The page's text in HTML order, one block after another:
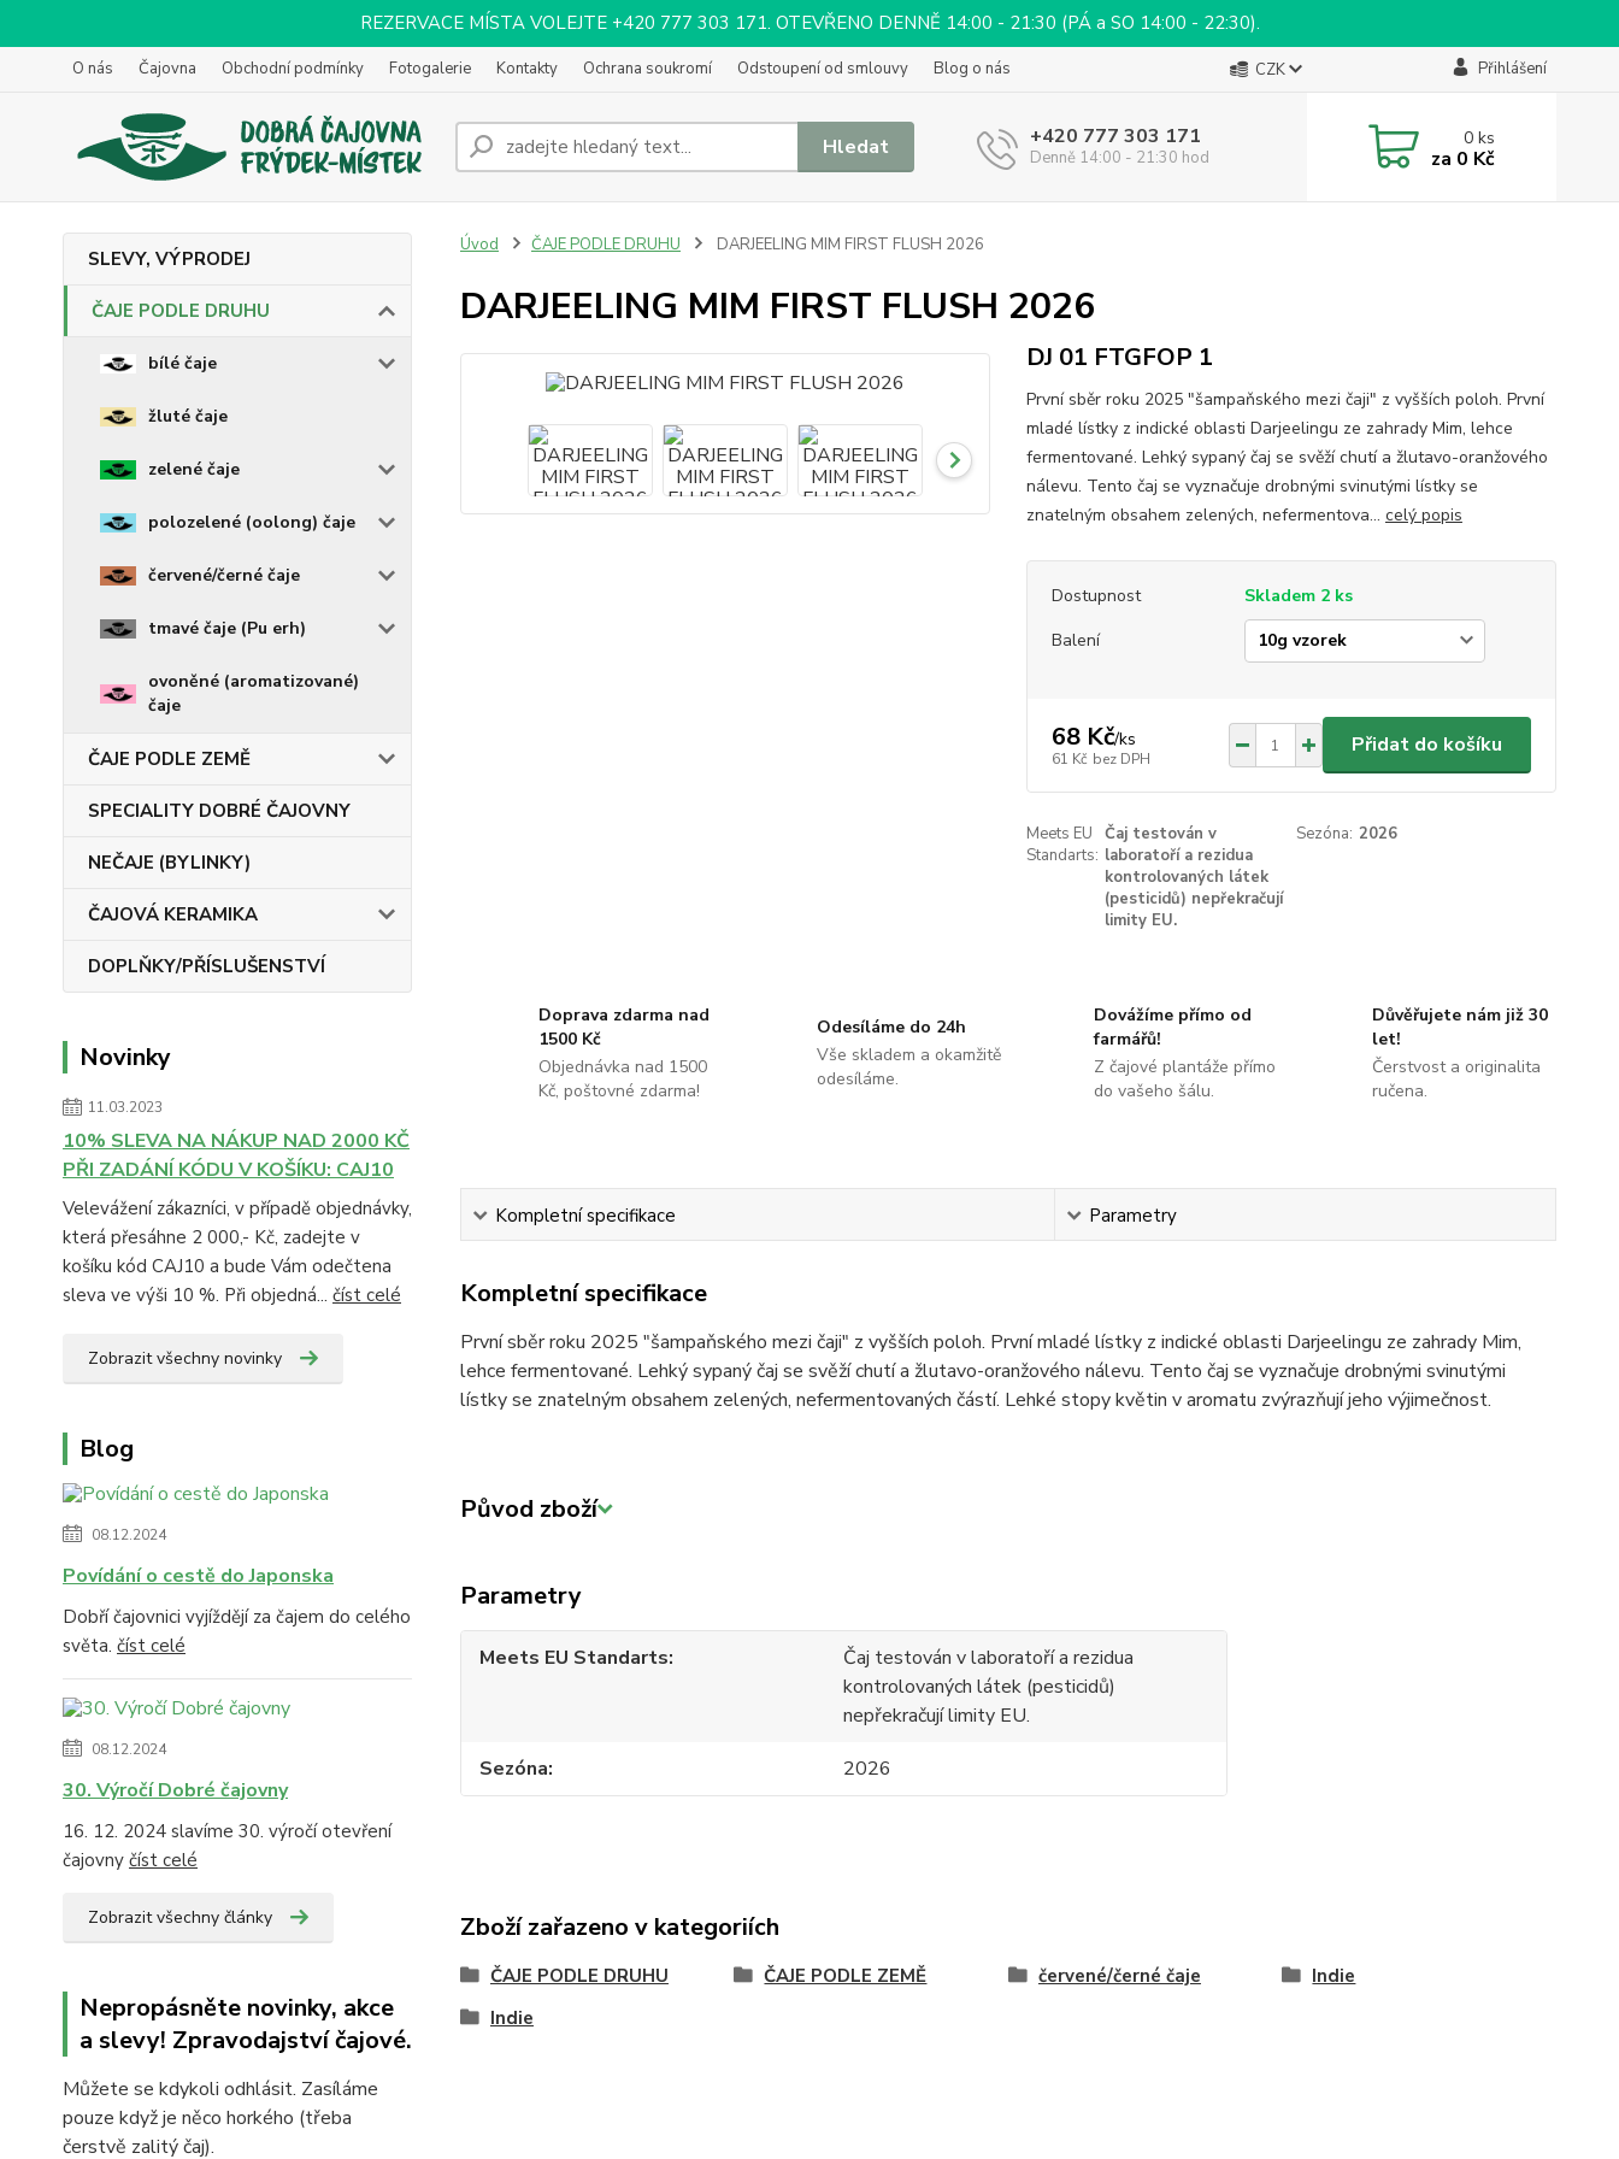
REZERVACE MÍSTA VOLEJTE +420 777 303 171. OTEVŘENO DENNĚ 14:00 - 21:30 (PÁ a SO 14:00 - 22:30).
O nás Čajovna Obchodní podmínky Fotogalerie Kontakty Ochrana soukromí Odstoupení od smlouvy Blog o nás CZK Přihlášení
Hledat +420 777 303 171
Denně 14:00 - 21:30 hod
0ks
za 0 Kč
SLEVY, VÝPRODEJ
ČAJE PODLE DRUHU
bílé čaje
žluté čaje
zelené čaje
polozelené (oolong) čaje
červené/černé čaje
tmavé čaje (Pu erh)
ovoněné (aromatizované)
čaje
ČAJE PODLE ZEMĚ
SPECIALITY DOBRÉ ČAJOVNY
NEČAJE (BYLINKY)
ČAJOVÁ KERAMIKA
DOPLŇKY/PŘÍSLUŠENSTVÍ
Novinky
11.03.2023
10% SLEVA NA NÁKUP NAD 2000 KČ
PŘI ZADÁNÍ KÓDU V KOŠÍKU: CAJ10
Velevážení zákazníci, v případě objednávky,
která přesáhne 2 000,- Kč, zadejte v
košíku kód CAJ10 a bude Vám odečtena
sleva ve výši 10 %. Při objedná... číst celé
Zobrazit všechny novinky
Blog
08.12.2024
Povídání o cestě do Japonska
Dobří čajovnici vyjíždějí za čajem do celého
světa. číst celé
08.12.2024
30. Výročí Dobré čajovny
16. 12. 2024 slavíme 30. výročí otevření
čajovny číst celé
Zobrazit všechny články
Nepropásněte novinky, akce
a slevy! Zpravodajství čajové.
Můžete se kdykoli odhlásit. Zasíláme
pouze když je něco horkého (třeba
čerstvě zalitý čaj).
Úvod ČAJE PODLE DRUHU DARJEELING MIM FIRST FLUSH 2026
DARJEELING MIM FIRST FLUSH 2026
DJ 01 FTGFOP 1
První sběr roku 2025 "šampaňského mezi čaji" z vyšších poloh. První
mladé lístky z indické oblasti Darjeelingu ze zahrady Mim, lehce
fermentované. Lehký sypaný čaj se svěží chutí a žlutavo-oranžového
nálevu. Tento čaj se vyznačuje drobnými svinutými lístky se
znatelným obsahem zelených, nefermentova... celý popis
Dostupnost
Skladem 2 ks
Balení
68 Kč/ks
61 Kč bez DPH
Přidat do košíku
Meets EU
Standarts:
Čaj testován v
laboratoří a rezidua
kontrolovaných látek
(pesticidů) nepřekračují
limity EU.
Sezóna: 2026
Doprava zdarma nad
1500 Kč
Objednávka nad 1500
Kč, poštovné zdarma!
Odesíláme do 24h
Vše skladem a okamžitě
odesíláme.
Dovážíme přímo od
farmářů!
Z čajové plantáže přímo
do vašeho šálu.
Důvěřujete nám již 30
let!
Čerstvost a originalita
ručena.
Kompletní specifikace Parametry
Kompletní specifikace
První sběr roku 2025 "šampaňského mezi čaji" z vyšších poloh. První mladé lístky z indické oblasti Darjeelingu ze zahrady Mim,
lehce fermentované. Lehký sypaný čaj se svěží chutí a žlutavo-oranžového nálevu. Tento čaj se vyznačuje drobnými svinutými
lístky se znatelným obsahem zelených, nefermentovaných částí. Lehké stopy květin v aromatu zvýrazňují jeho výjimečnost.
Původ zboží
Parametry
Meets EU Standarts
Čaj testován v laboratoří a rezidua
kontrolovaných látek (pesticidů)
nepřekračují limity EU.
Sezóna
2026
Zboží zařazeno v kategoriích
ČAJE PODLE DRUHU ČAJE PODLE ZEMĚ červené/černé čaje
Indie
Indie